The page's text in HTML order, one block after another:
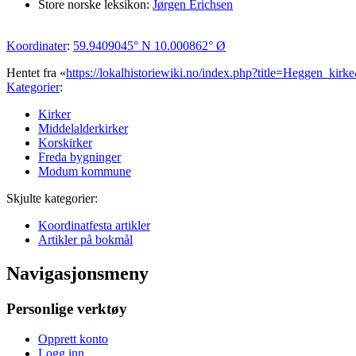
Store norske leksikon: Jørgen Erichsen
Koordinater: 59.9409045° N 10.000862° Ø
Hentet fra «https://lokalhistoriewiki.no/
Kategorier:
Kirker
Middelalderkirker
Korskirker
Freda bygninger
Modum kommune
Skjulte kategorier:
Koordinatfesta artikler
Artikler på bokmål
Navigasjonsmeny
Personlige verktøy
Opprett konto